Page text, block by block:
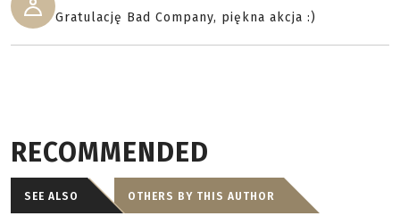
Gratulację Bad Company, piękna akcja :)
RECOMMENDED
SEE ALSO OTHERS BY THIS AUTHOR